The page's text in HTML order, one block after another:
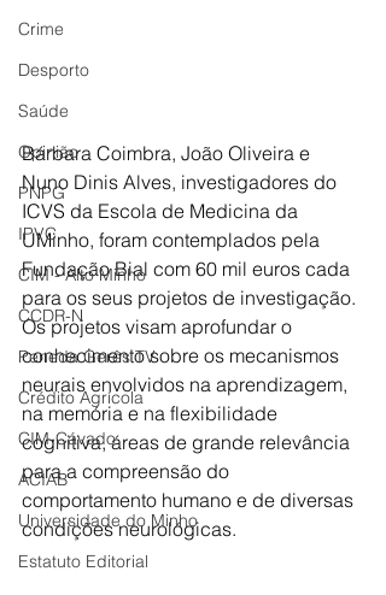
Crime
Desporto
Saúde
Opinião
PNPG
IPVC
CIM - Alto Minho
CCDR-N
Peneda Gerês TV
Crédito Agrícola
CIM-Cávado
ACIAB
Universidade do Minho
Estatuto Editorial
Bárbara Coimbra, João Oliveira e
Nuno Dinis Alves, investigadores do
ICVS da Escola de Medicina da
UMinho, foram contemplados pela
Fundação Bial com 60 mil euros cada
para os seus projetos de investigação.
Os projetos visam aprofundar o
conhecimento sobre os mecanismos
neurais envolvidos na aprendizagem,
na memória e na flexibilidade
cognitiva, áreas de grande relevância
para a compreensão do
comportamento humano e de diversas
condições neurológicas.